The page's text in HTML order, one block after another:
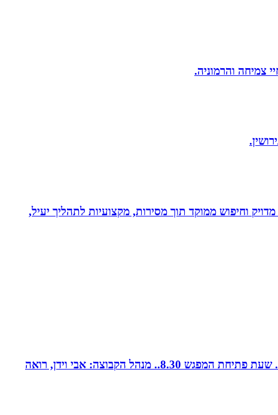
צמיחה והרמוניה.
וחיפוש ממוקד תוך מסירות, מקצועיות לתהליך יעיל,
קבוצת נטוורקינג זומית קטנה ואיכותית. בין המשכימות ראשונות. נפגשת בימי חמישי אחת לשבועיים החל משעה 8.00. שעת פתיחת המפגש 8.30.. מנהל הקבוצה: אבי וידן, רואה